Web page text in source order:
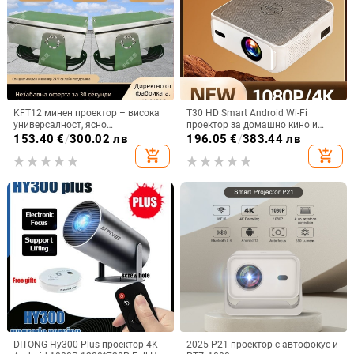
KFT12 минен проектор – висока
универсалност, ясно
изображение
153.40 €/300.02 лв
add_shopping_cart
T30 HD Smart Android Wi-Fi
проектор за домашно кино и
спалня
196.05 €/383.44 лв
add_shopping_cart
DITONG Hy300 Plus проектор 4K
2025 P21 проектор с автофокус и